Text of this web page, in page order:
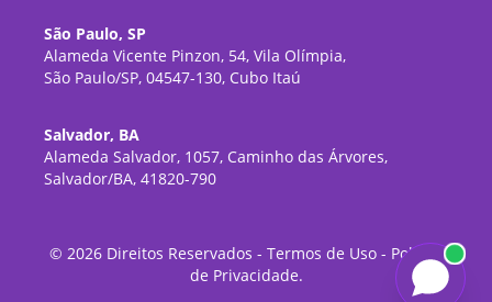
São Paulo, SP
Alameda Vicente Pinzon, 54, Vila Olímpia,
São Paulo/SP, 04547-130, Cubo Itaú
Salvador, BA
Alameda Salvador, 1057, Caminho das Árvores,
Salvador/BA, 41820-790
© 2026Direitos Reservados - Termos de Uso- Política
de Privacidade.